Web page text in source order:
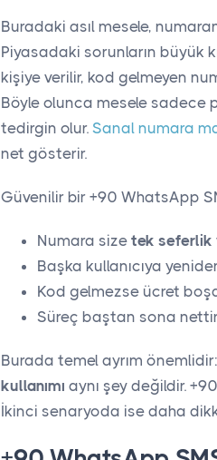
Buradaki asıl mesele,
Piyasadaki sorunların büyük
kişiye verilir, kod gelmeyen
Böyle olunca mesele sadece
tedirgin olur. Sanal numara
net gösterir.
Güvenilir bir +90 WhatsApp
Numara size tek seferlik
Başka kullanıcıya
Kod gelmezse ücret
Süreç baştan sona nettir;
Burada temel ayrım önemlidir:
kullanımı aynı şey değildir.
İkinci senaryoda ise daha